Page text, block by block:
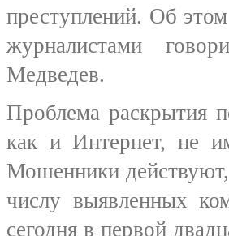
преступлений. Об
журналистами
Медведев.
Проблема раскрытия
как и Интернет, не
Мошенники
числу выявленных
сегодня в первой